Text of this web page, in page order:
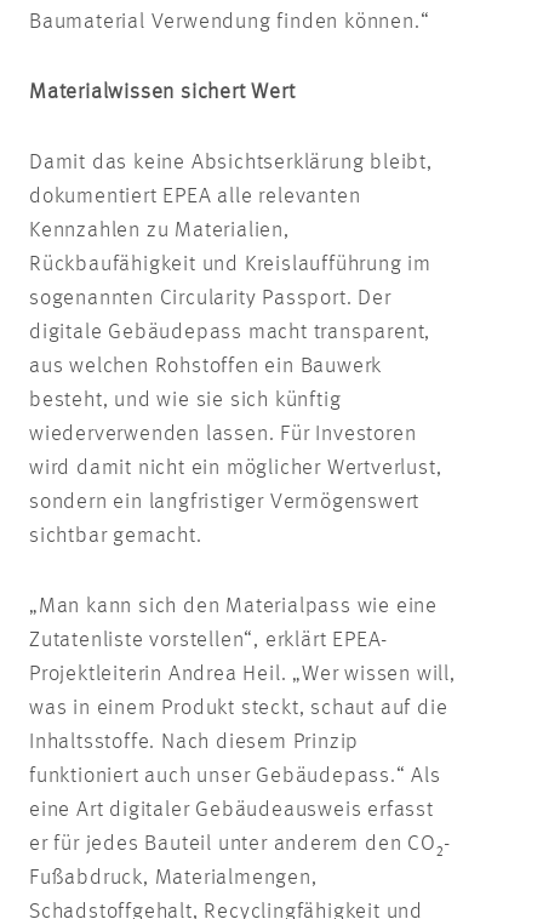
Baumaterial Verwendung finden können.“
Materialwissen sichert Wert
Damit das keine Absichtserklärung bleibt,
dokumentiert EPEA alle relevanten
Kennzahlen zu Materialien,
Rückbaufähigkeit und Kreislaufführung im
sogenannten Circularity Passport. Der
digitale Gebäudepass macht transparent,
aus welchen Rohstoffen ein Bauwerk
besteht, und wie sie sich künftig
wiederverwenden lassen. Für Investoren
wird damit nicht ein möglicher Wertverlust,
sondern ein langfristiger Vermögenswert
sichtbar gemacht.
„Man kann sich den Materialpass wie eine
Zutatenliste vorstellen“, erklärt EPEA-
Projektleiterin Andrea Heil. „Wer wissen will,
was in einem Produkt steckt, schaut auf die
Inhaltsstoffe. Nach diesem Prinzip
funktioniert auch unser Gebäudepass.“ Als
eine Art digitaler Gebäudeausweis erfasst
er für jedes Bauteil unter anderem den CO₂-
Fußabdruck, Materialmengen,
Schadstoffgehalt, Recyclingfähigkeit und